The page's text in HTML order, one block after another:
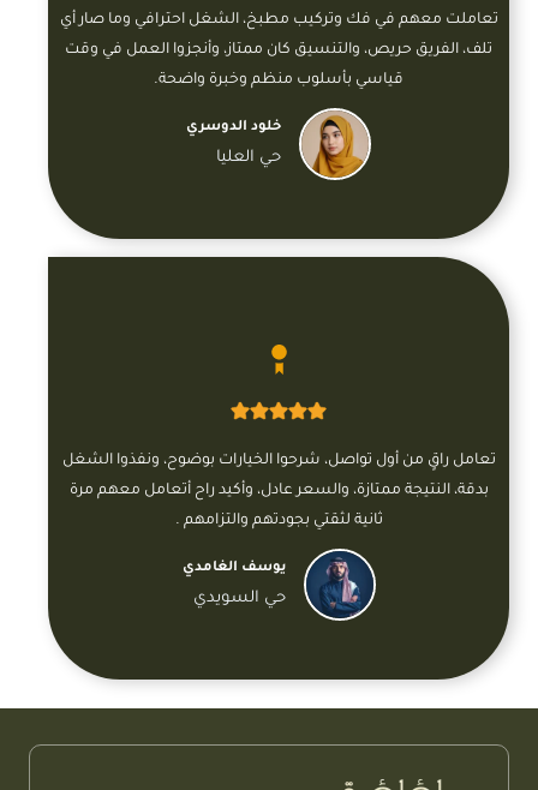
تعاملت معهم في فك وتركيب مطبخ، الشغل احترافي وما صار أي
تلف، الفريق حريص، والتنسيق كان ممتاز، وأنجزوا العمل في وقت
قياسي بأسلوب منظم وخبرة واضحة.
خلود الدوسري
حي العليا
تعامل راقٍ من أول تواصل، شرحوا الخيارات بوضوح، ونفذوا الشغل
بدقة، النتيجة ممتازة، والسعر عادل، وأكيد راح أتعامل معهم مرة
ثانية لثقتي بجودتهم والتزامهم .
يوسف الغامدي
حي السويدي